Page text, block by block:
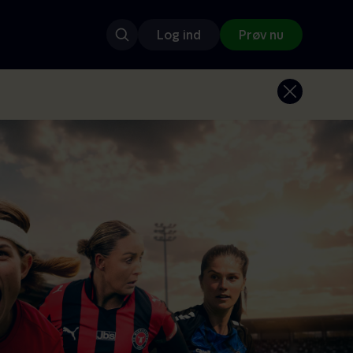
Log ind Prøv nu